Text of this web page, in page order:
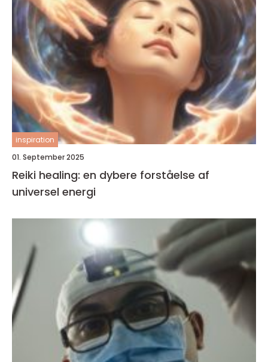
inspiration
01. September 2025
Reiki healing: en dybere forståelse af
universel energi